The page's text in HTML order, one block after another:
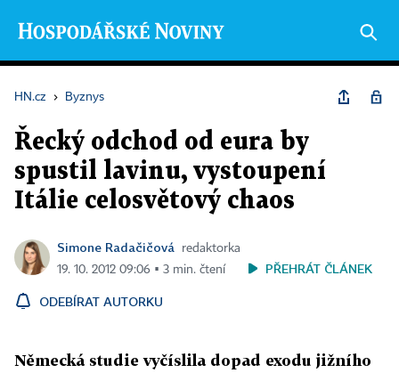
HN.cz › Byznys
Řecký odchod od eura by
spustil lavinu, vystoupení
Itálie celosvětový chaos
Simone Radačičová
redaktorka
19. 10. 2012 09:06 ▪ 3 min. čtení
PŘEHRÁT ČLÁNEK
ODEBÍRAT AUTORKU
Německá studie vyčíslila dopad exodu jižního